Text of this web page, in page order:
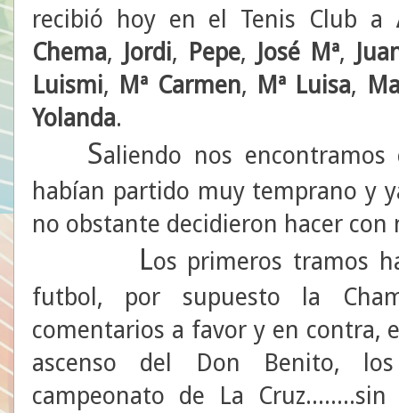
recibió hoy en el Tenis Club a
Chema, Jordi, Pepe, José Mª,
Luismi, Mª Carmen, Mª Luisa,
Yolanda.
Saliendo nos
habían partido muy temprano y
no obstante decidieron hacer con
Los primeros tramos
futbol, por supuesto la
comentarios a favor y en contra,
ascenso del Don Benito,
campeonato de La